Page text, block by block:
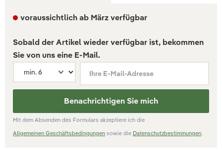
voraussichtlich ab März verfügbar
Sobald der Artikel wieder verfügbar ist, bekommen
Sie von uns eine E-Mail.
Ihre E-Mail-Adresse
Benachrichtigen Sie mich
Mit dem Absenden des Formulars akzeptiere ich die
Allgemeinen Geschäftsbedingungen sowie die Datenschutzbestimmungen.